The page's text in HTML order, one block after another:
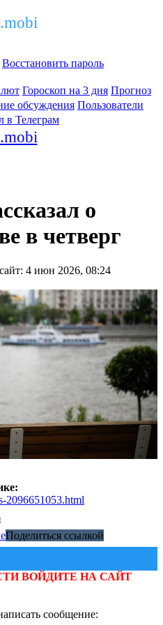
Восстановить пароль
Гороскоп на 3 дня Прогноз
обсуждения Пользователи
в Телеграм
о
в четверг
4 июн 2026, 08:24
2096651053.html
Поделиться ссылкой
ВОЙДИТЕ НА САЙТ
сообщение: